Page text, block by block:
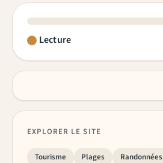
Lecture
EXPLORER LE SITE
Tourisme Plages Randonnées